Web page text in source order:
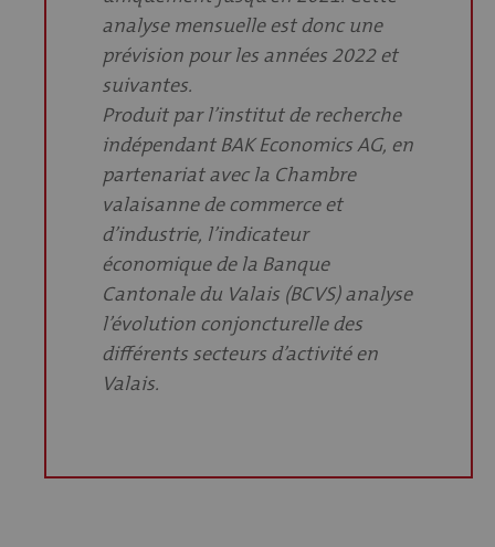
analyse mensuelle est donc une
prévision pour les années 2022 et
suivantes.
Produit par l’institut de recherche
indépendant BAK Economics AG, en
partenariat avec la Chambre
valaisanne de commerce et
d’industrie, l’indicateur
économique de la Banque
Cantonale du Valais (BCVS) analyse
l’évolution conjoncturelle des
différents secteurs d’activité en
Valais.